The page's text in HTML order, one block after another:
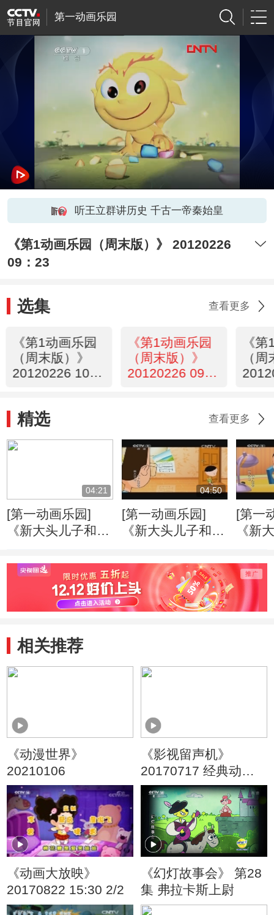
第一动画乐园
听王立群讲历史 千古一帝秦始皇
《第1动画乐园（周末版）》 20120226
09：23
选集 查看更多
《第1动画乐园
（周末版）》
20120226 10：
《第1动画乐园
（周末版）》
20120226 09：
《
（
精选 查看更多
04:21
[第一动画乐园]
《新大头儿子和小
季） 好朋友
04:50
[第一动画乐园]
《新大头儿子和小
季） 戴眼镜的大
头儿子
[第一
《新
季）
旧玩具
相关推荐
《动漫世界》
20210106
《影视留声机》
20170717 经典动画
音乐赏析
《动画大放映》
20170822 15:30 2/2
《幻灯故事会》 第28
集 弗拉卡斯上尉